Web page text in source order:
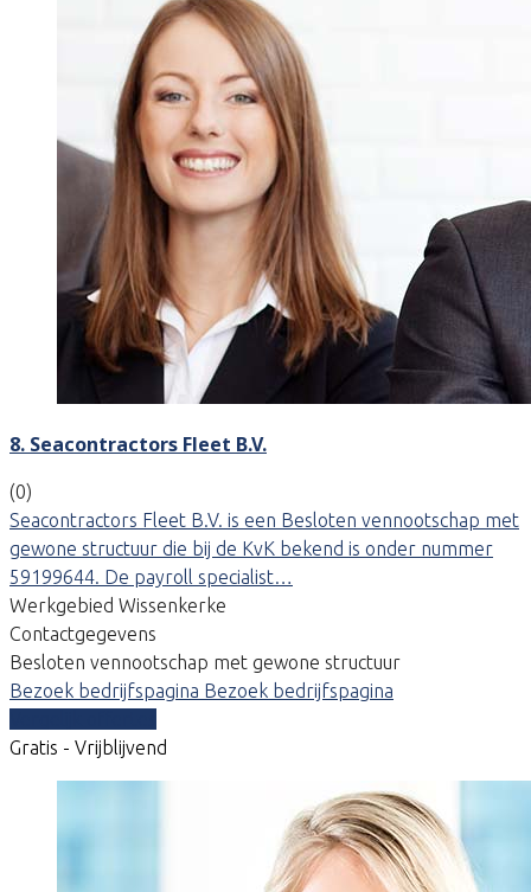
8. Seacontractors Fleet B.V.
(0)
Seacontractors Fleet B.V. is een Besloten vennootschap met
gewone structuur die bij de KvK bekend is onder nummer
59199644. De payroll specialist…
Werkgebied Wissenkerke
Contactgegevens
Besloten vennootschap met gewone structuur
Bezoek bedrijfspagina Bezoek bedrijfspagina
Gratis - Vrijblijvend